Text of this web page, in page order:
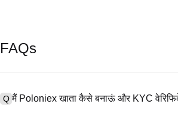
FAQs
Q मैं Poloniex खाता कैसे बनाऊं और KYC